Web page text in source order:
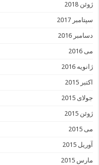
ژوئن 2018
سپتامبر 2017
دسامبر 2016
می 2016
ژانویه 2016
اکتبر 2015
جولای 2015
ژوئن 2015
می 2015
آوریل 2015
مارس 2015